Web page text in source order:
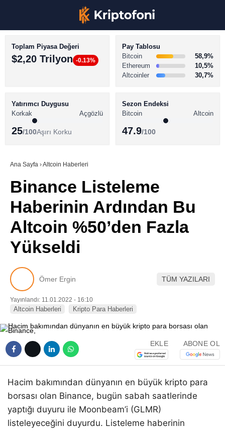
Youtube
TikTok
BİTCOİN HABERLERİ
ALTCOİN HABERLERİ
SÖZLÜK
Toplam Piyasa Değeri
$2,20 Trilyon -0.13%
Pay Tablosu
Bitcoin
58,9%
Ethereum
10,5%
Altcoinler
30,7%
Yatırımcı Duygusu
Korkak
Açgözlü
25/100Aşırı Korku
Sezon Endeksi
Bitcoin
Altcoin
47.9/100
Ana Sayfa ›Altcoin Haberleri
Binance Listeleme
Haberinin Ardından Bu
Altcoin %50’den Fazla
Yükseldi
Ömer Ergin TÜM YAZILARI
Yayınlandı: 11.01.2022 - 16:10
Altcoin Haberleri Kripto Para Haberleri
EKLE ABONE OL
Hacim bakımından dünyanın en büyük kripto para
borsası olan Binance, bugün sabah saatlerinde
yaptığı duyuru ile Moonbeam’i (GLMR)
listeleyeceğini duyurdu. Listeleme haberinin